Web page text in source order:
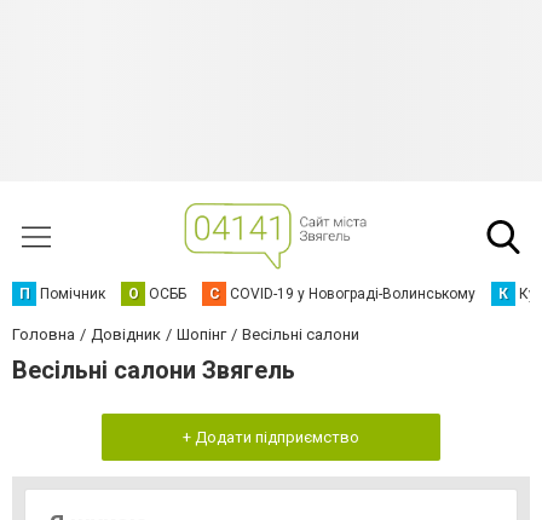
П Помічник О ОСББ C COVID-19 у Новограді-Волинському К
Головна Довідник Шопінг Весільні салони
Весільні салони Звягель
+ Додати підприємство